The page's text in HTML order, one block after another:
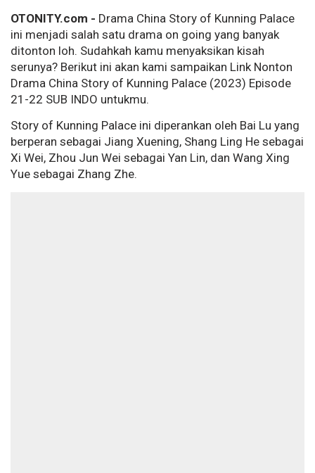
OTONITY.com - Drama China Story of Kunning Palace
ini menjadi salah satu drama on going yang banyak
ditonton loh. Sudahkah kamu menyaksikan kisah
serunya? Berikut ini akan kami sampaikan Link Nonton
Drama China Story of Kunning Palace (2023) Episode
21-22 SUB INDO untukmu.
Story of Kunning Palace ini diperankan oleh Bai Lu yang
berperan sebagai Jiang Xuening, Shang Ling He sebagai
Xi Wei, Zhou Jun Wei sebagai Yan Lin, dan Wang Xing
Yue sebagai Zhang Zhe.